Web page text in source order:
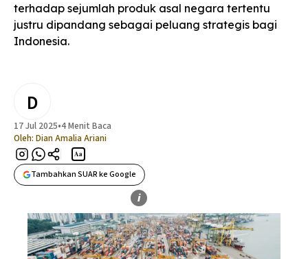
terhadap sejumlah produk asal negara tertentu
justru dipandang sebagai peluang strategis bagi
Indonesia.
D
17 Jul 2025•4 Menit Baca
Oleh: Dian Amalia Ariani
Aa
Tambahkan SUAR ke Google
i